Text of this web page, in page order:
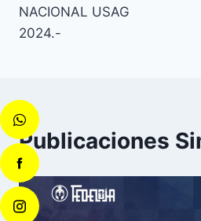
NACIONAL USAG
2024.-
Publicaciones